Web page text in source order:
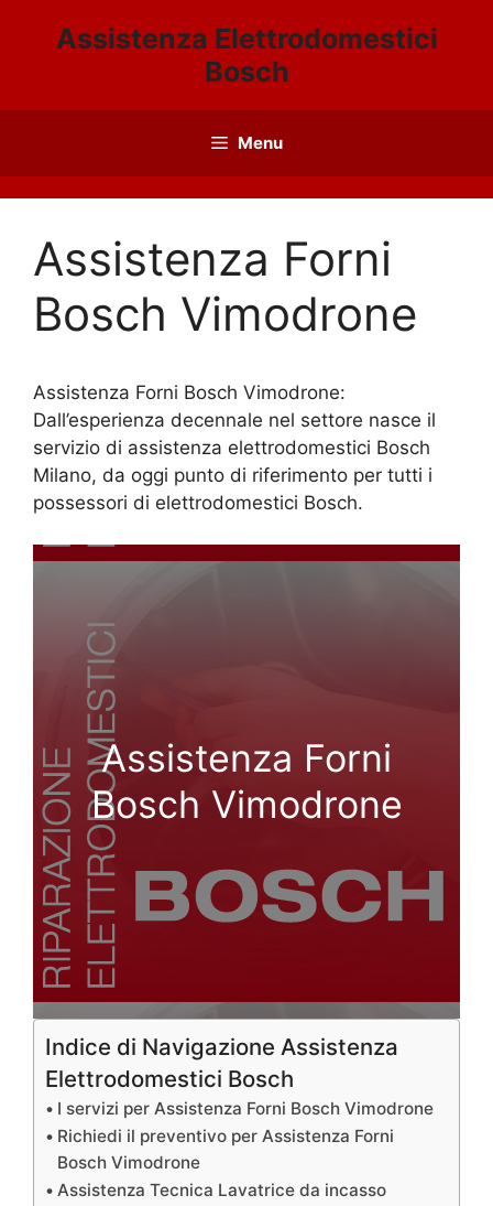
Assistenza Elettrodomestici
Bosch
Menu
Assistenza Forni
Bosch Vimodrone
Assistenza Forni Bosch Vimodrone:
Dall’esperienza decennale nel settore nasce il
servizio di assistenza elettrodomestici Bosch
Milano, da oggi punto di riferimento per tutti i
possessori di elettrodomestici Bosch.
Assistenza Forni
Bosch Vimodrone
Indice di Navigazione Assistenza
Elettrodomestici Bosch
I servizi per Assistenza Forni Bosch Vimodrone
Richiedi il preventivo per Assistenza Forni
Bosch Vimodrone
Assistenza Tecnica Lavatrice da incasso